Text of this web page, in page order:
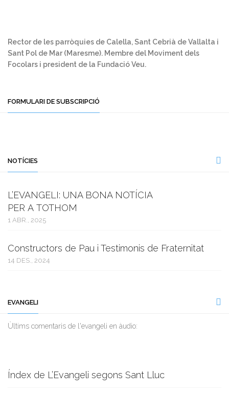
Rector de les parròquies de Calella, Sant Cebrià de Vallalta i
Sant Pol de Mar (Maresme). Membre del Moviment dels
Focolars i president de la Fundació Veu.
FORMULARI DE SUBSCRIPCIÓ
NOTÍCIES
L’EVANGELI: UNA BONA NOTÍCIA
PER A TOTHOM
1 ABR., 2025
Constructors de Pau i Testimonis de Fraternitat
14 DES., 2024
EVANGELI
Ùltims comentaris de l'evangeli en àudio:
Índex de L’Evangeli segons Sant Lluc